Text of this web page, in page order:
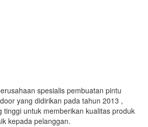
spesialis pembuatan pintu
yang didirikan pada tahun 2013 ,
tinggi untuk memberikan kualitas produk
kepada pelanggan.